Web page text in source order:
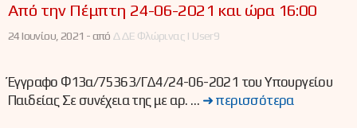
Από την Πέμπτη 24-06-2021 και ώρα 16:00
24 Ιουνίου, 2021 -από ΔΔΕ Φλώρινας | User9
Έγγραφο Φ13α/75363/ΓΔ4/24-06-2021 του Υπουργείου
Παιδείας Σε συνέχεια της με αρ. … ➜ περισσότερα